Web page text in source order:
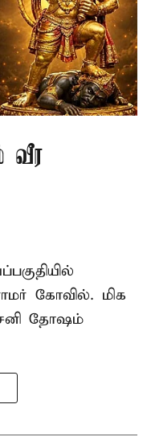
வீர
கோவில். மிக
தோஷம்